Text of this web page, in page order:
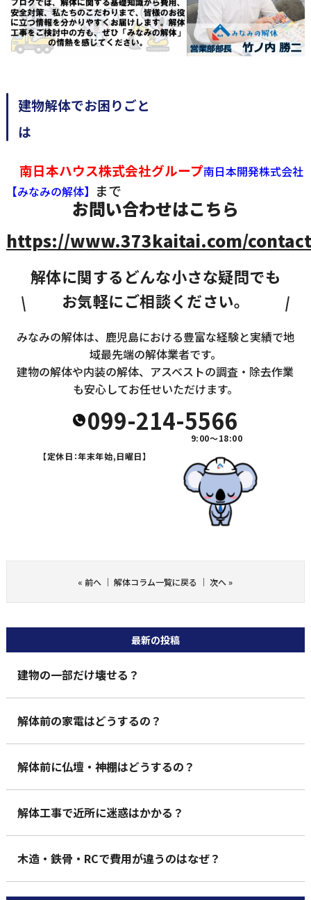
建物解体でお困りごと
南日本ハウス株式会社グループ南日本開発株式会社
【みなみの解体】 まで
お問い合わせはこちら
https://www.373kaitai.com/
解体に関するどんな小さな疑問でも
お気軽にご相談ください。
みなみの解体は、鹿児島における豊富な経験と実績で地
域最先端の解体業者です。
建物の解体や内装の解体、アスベストの調査・除去作業
も安心してお任せいただけます。
099-214-5566
9:00～18:00
【定休日：年末年始,日曜日】
« 前へ ｜解体コラム一覧に戻る ｜次へ»
最新の投稿
建物の一部だけ壊せる？
解体前の家電はどうするの？
解体前に仏壇・神棚はどうするの？
解体工事で近所に迷惑はかかる？
木造・鉄骨・RCで費用が違うのはなぜ？